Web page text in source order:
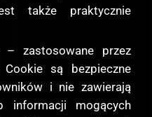
także praktycznie
– zastosowane przez
są bezpieczne
i nie zawierają
informacji mogących